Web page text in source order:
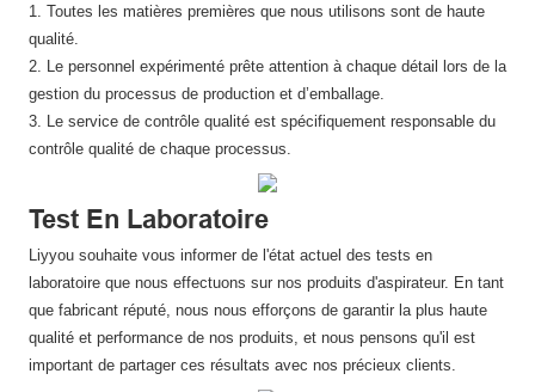
1. Toutes les matières premières que nous utilisons sont de haute
qualité.
2. Le personnel expérimenté prête attention à chaque détail lors de la
gestion du processus de production et d’emballage.
3. Le service de contrôle qualité est spécifiquement responsable du
contrôle qualité de chaque processus.
Test En Laboratoire
Liyyou souhaite vous informer de l'état actuel des tests en
laboratoire que nous effectuons sur nos produits d'aspirateur. En tant
que fabricant réputé, nous nous efforçons de garantir la plus haute
qualité et performance de nos produits, et nous pensons qu'il est
important de partager ces résultats avec nos précieux clients.